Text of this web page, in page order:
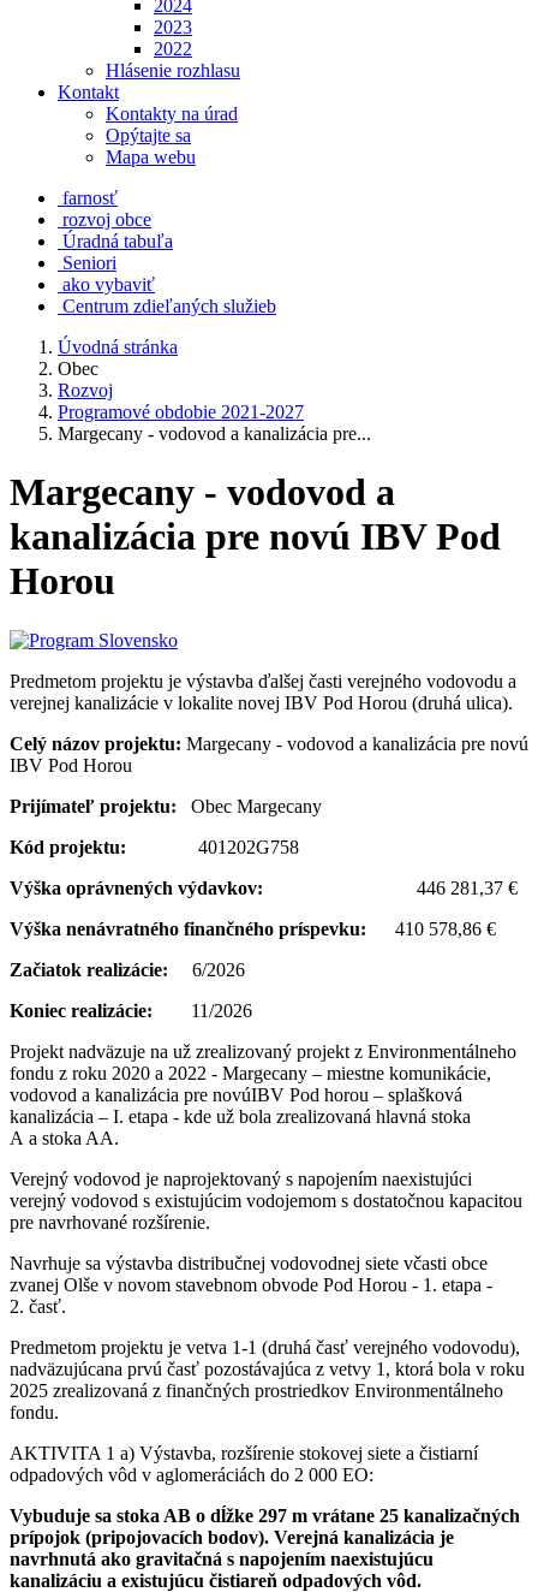
2024
2023
2022
Hlásenie rozhlasu
Kontakt
Kontakty na úrad
Opýtajte sa
Mapa webu
farnosť
rozvoj obce
Úradná tabuľa
Seniori
ako vybaviť
Centrum zdieľaných služieb
Úvodná stránka
Obec
Rozvoj
Programové obdobie 2021-2027
Margecany - vodovod a kanalizácia pre...
Margecany - vodovod a
kanalizácia pre novú IBV Pod
Horou
Predmetom projektu je výstavba ďalšej časti verejného vodovodu a
verejnej kanalizácie v lokalite novej IBV Pod Horou (druhá ulica).
Celý názov projektu: Margecany - vodovod a kanalizácia pre novú
IBV Pod Horou
Prijímateľ projektu: Obec Margecany
Kód projektu: 401202G758
Výška oprávnených výdavkov:
446 281,37 €
Výška nenávratného finančného príspevku: 410 578,86 €
Začiatok realizácie: 6/2026
Koniec realizácie:
11/2026
Projekt nadväzuje na už zrealizovaný projekt z Environmentálneho
fondu z roku 2020 a 2022 - Margecany – miestne komunikácie,
vodovod a kanalizácia pre novúIBV Pod horou – splašková
kanalizácia – I. etapa - kde už bola zrealizovaná hlavná stoka
A a stoka AA.
Verejný vodovod je naprojektovaný s napojením naexistujúci
verejný vodovod s existujúcim vodojemom s dostatočnou kapacitou
pre navrhované rozšírenie.
Navrhuje sa výstavba distribučnej vodovodnej siete včasti obce
zvanej Olše v novom stavebnom obvode Pod Horou - 1. etapa -
2. časť.
Predmetom projektu je vetva 1-1 (druhá časť verejného vodovodu),
nadväzujúcana prvú časť pozostávajúca z vetvy 1, ktorá bola v roku
2025 zrealizovaná z finančných prostriedkov Environmentálneho
fondu.
AKTIVITA 1 a) Výstavba, rozšírenie stokovej siete a čistiarní
odpadových vôd v aglomeráciách do 2 000 EO:
Vybuduje sa stoka AB o dĺžke 297 m vrátane 25 kanalizačných
prípojok (pripojovacích bodov). Verejná kanalizácia je
navrhnutá ako gravitačná s napojením naexistujúcu
kanalizáciu a existujúcu čistiareň odpadových vôd.